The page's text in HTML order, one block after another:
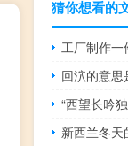
猜你想看的
回泬的意思
“西望长吟
新西兰冬天